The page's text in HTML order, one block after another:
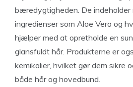
bæredygtigheden. De indeholder
ingredienser som Aloe Vera og
hjælper med at opretholde en
glansfuldt hår. Produkterne er
kemikalier, hvilket gør dem sikre
både hår og hovedbund.